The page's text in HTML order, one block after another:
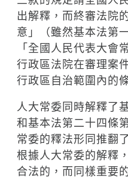
出解釋，而終審法院
意」（雖然基本法第
「全國人民代表大會
行政區法院在審理案
行政區自治範圍內的
人大常委同時解釋了
和基本法第二十四條
常委的釋法形同推翻
根據人大常委的解釋
合法的，而同樣重要